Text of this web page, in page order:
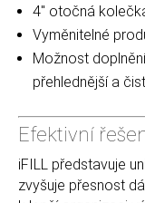
4″ otočná
Vyměnitelné
Možnost
přehlednější a
Efektivní
iFILL představuje
zvyšuje přesnost